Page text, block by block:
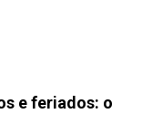
e feriados: o